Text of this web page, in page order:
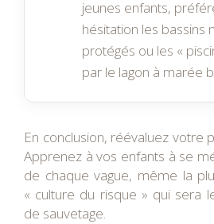
jeunes enfants,
hésitation les bassins
protégés ou les «
par le lagon à marée
En conclusion, réévaluez votre
Apprenez à vos enfants à se
de chaque vague, même la
« culture du risque » qui sera
de sauvetage.